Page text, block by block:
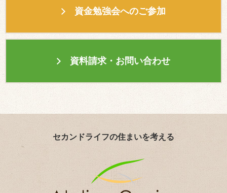
資金勉強会へのご参加
資料請求・お問い合わせ
セカンドライフの住まいを考える